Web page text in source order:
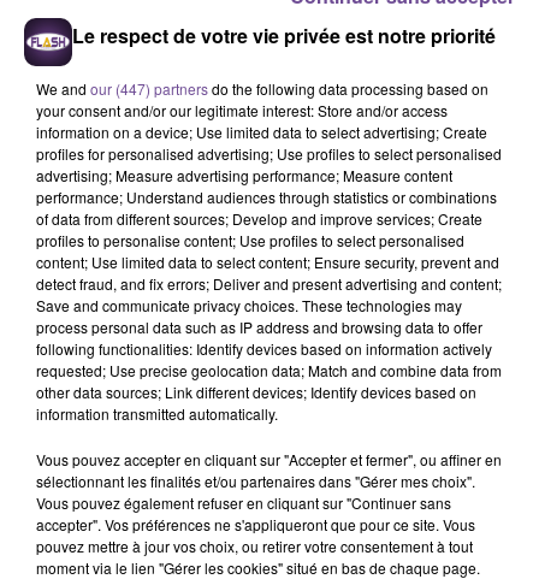
Une victime forcée de réaliser plusieurs tags vers
8 août 2026
Festival du Mont-Gargan 2026 : six jours de fête
7h18
7h18 7h14
7h14 7h09
7h09
Le respect de votre vie privée est notre priorité
We and our (447) partnersdo the following data processing based on
your consent and/or our legitimate interest: Store and/or access
information on a device; Use limited data to select advertising; Create
profiles for personalised advertising; Use profiles to select personalised
advertising; Measure advertising performance; Measure content
performance; Understand audiences through statistics or combinations
of data from different sources; Develop and improve services; Create
profiles to personalise content; Use profiles to select personalised
content; Use limited data to select content; Ensure security, prevent and
detect fraud, and fix errors; Deliver and present advertising and content;
Save and communicate privacy choices. These technologies may
process personal data such as IP address and browsing data to offer
following functionalities: Identify devices based on information actively
requested; Use precise geolocation data; Match and combine data from
other data sources; Link different devices; Identify devices based on
information transmitted automatically.
Vous pouvez accepter en cliquant sur "Accepter et fermer", ou affiner en
sélectionnant les finalités et/ou partenaires dans "Gérer mes choix".
Vous pouvez également refuser en cliquant sur "Continuer sans
accepter". Vos préférences ne s'appliqueront que pour ce site. Vous
pouvez mettre à jour vos choix, ou retirer votre consentement à tout
moment via le lien "Gérer les cookies" situé en bas de chaque page.